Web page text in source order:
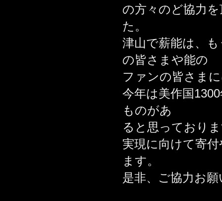
の方々のど協力
た。
津山で薪能は、
の皆さまや能の
ファンの皆さま
今年は美作国
ものがあ
ると思っており
実現に向けて寄
ます。
是非、ご協力お